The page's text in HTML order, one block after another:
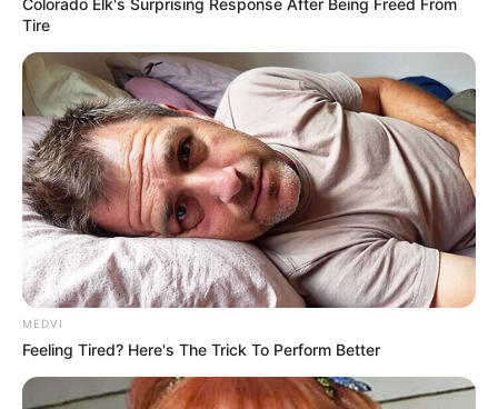
la sospechosa —identificada como Yolanda A.— y
secuestraron una consola PlayStation 5 con dos juegos
y dos joysticks, una notebook, varios teléfonos
celulares, televisores, relojes inteligentes, una plancha
de pelo, un masajeador y facturas de compra fechadas
el 30 de junio, entre otros elementos relacionados con
la maniobra investigada.
La investigación se inició tras la denuncia de una
víctima que, el pasado 25 de junio, sufrió el robo de sus
tarjetas de crédito y débito desde el interior de su
vehículo estacionado. Según las primeras hipótesis, los
responsables habrían utilizado inhibidores de señal
para acceder al rodado y luego efectuaron compras de
artículos electrónicos en distintos locales, utilizando un
DNI falsificado con los datos de la víctima.